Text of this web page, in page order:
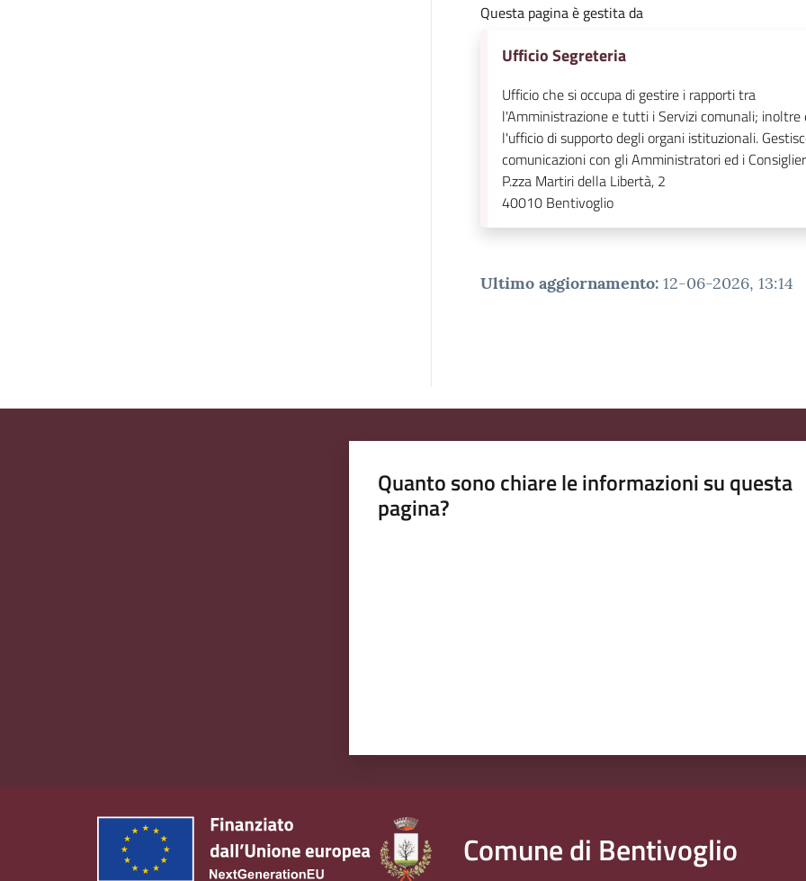
Questa pagina è gestita da
Ufficio Segreteria
Ufficio che si occupa di gestire i rapporti tra
l'Amministrazione e tutti i Servizi comunali; inoltre
l'ufficio di supporto degli organi istituzionali.
comunicazioni con gli Amministratori ed i
P.zza Martiri della Libertà, 2
40010 Bentivoglio
Ultimo aggiornamento: 12-06-2026, 13:14
Quanto sono chiare le informazioni su questa
pagina?
Comune di Bentivoglio